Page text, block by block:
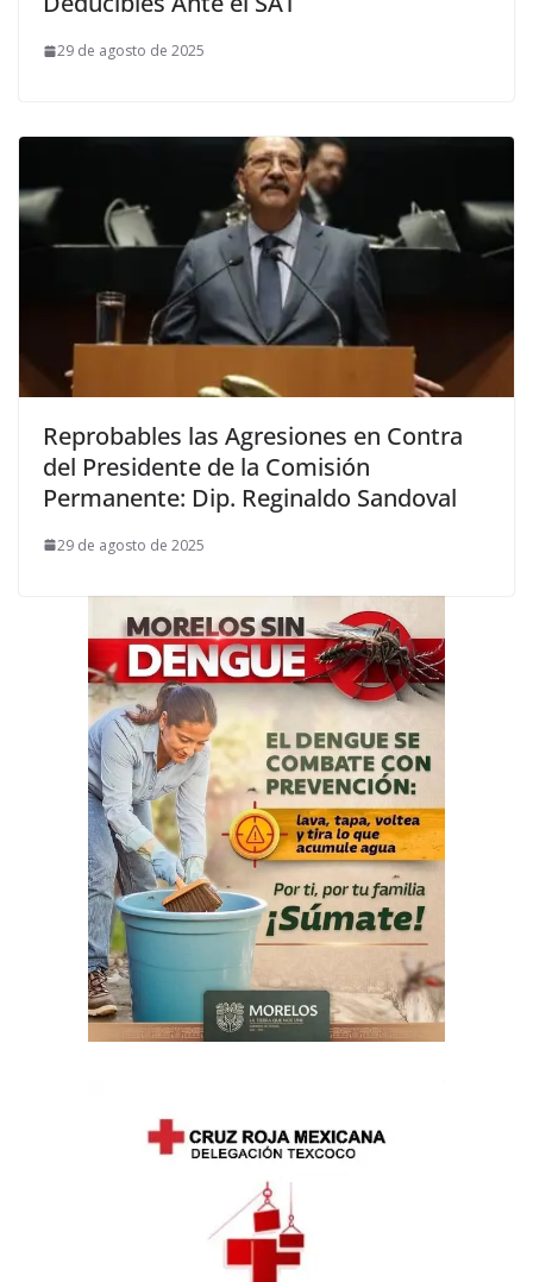
29 de agosto de 2025
Reprobables las Agresiones en Contra
del Presidente de la Comisión
Permanente: Dip. Reginaldo Sandoval
29 de agosto de 2025